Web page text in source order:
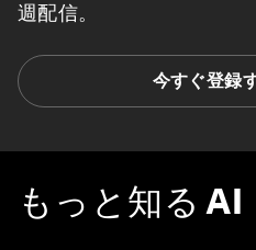
週配信。
今すぐ登録
もっと知る AI